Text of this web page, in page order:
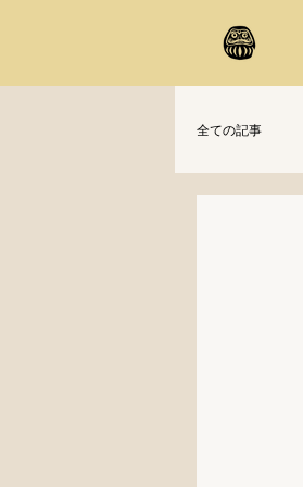
全ての記事